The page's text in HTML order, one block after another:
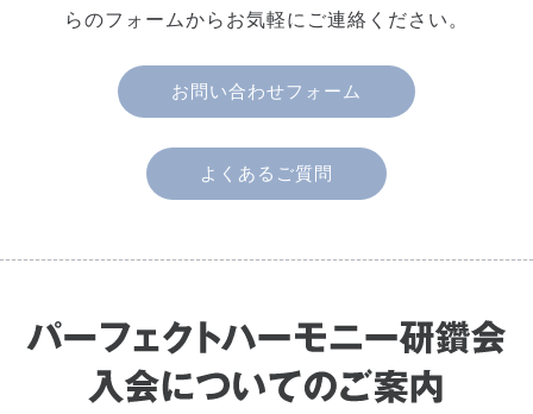
らのフォームからお気軽にご連絡ください。
お問い合わせフォーム
よくあるご質問